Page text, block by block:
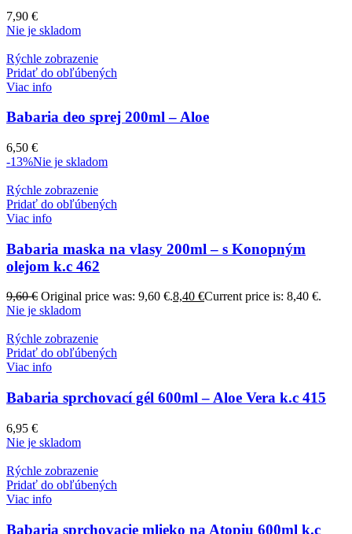
7,90 €
Nie je skladom
Rýchle zobrazenie
Pridať do obľúbených
Viac info
Babaria deo sprej 200ml – Aloe
6,50 €
-13%Nie je skladom
Rýchle zobrazenie
Pridať do obľúbených
Viac info
Babaria maska na vlasy 200ml – s Konopným
olejom k.c 462
9,60€ Original price was: 9,60 €.8,40 €Current price is: 8,40 €.
Nie je skladom
Rýchle zobrazenie
Pridať do obľúbených
Viac info
Babaria sprchovací gél 600ml – Aloe Vera k.c 415
6,95 €
Nie je skladom
Rýchle zobrazenie
Pridať do obľúbených
Viac info
Babaria sprchovacie mlieko na Atopiu 600ml k.c